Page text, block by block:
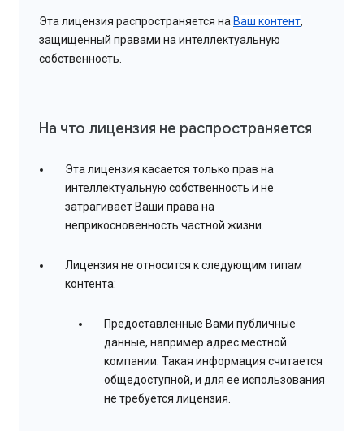
Эта лицензия распространяется на Ваш контент,
защищенный правами на интеллектуальную
собственность.
На что лицензия не распространяется
Эта лицензия касается только прав на
интеллектуальную собственность и не
затрагивает Ваши права на
неприкосновенность частной жизни.
Лицензия не относится к следующим типам
контента:
Предоставленные Вами публичные
данные, например адрес местной
компании. Такая информация считается
общедоступной, и для ее использования
не требуется лицензия.